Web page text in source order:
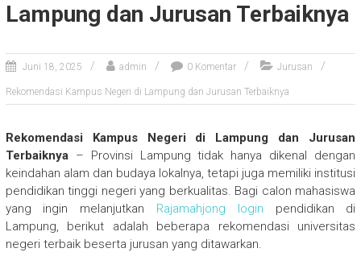
Lampung dan Jurusan Terbaiknya
Juni 18, 2025 admin 0 Komentar Jurusan
Rekomendasi Kampus Negeri di Lampung dan Jurusan Terbaiknya
Rekomendasi Kampus Negeri di Lampung dan Jurusan
Terbaiknya– Provinsi Lampung tidak hanya dikenal dengan
keindahan alam dan budaya lokalnya, tetapi juga memiliki institusi
pendidikan tinggi negeri yang berkualitas. Bagi calon mahasiswa
yang ingin melanjutkan Rajamahjong login pendidikan di
Lampung, berikut adalah beberapa rekomendasi universitas
negeri terbaik beserta jurusan yang ditawarkan.